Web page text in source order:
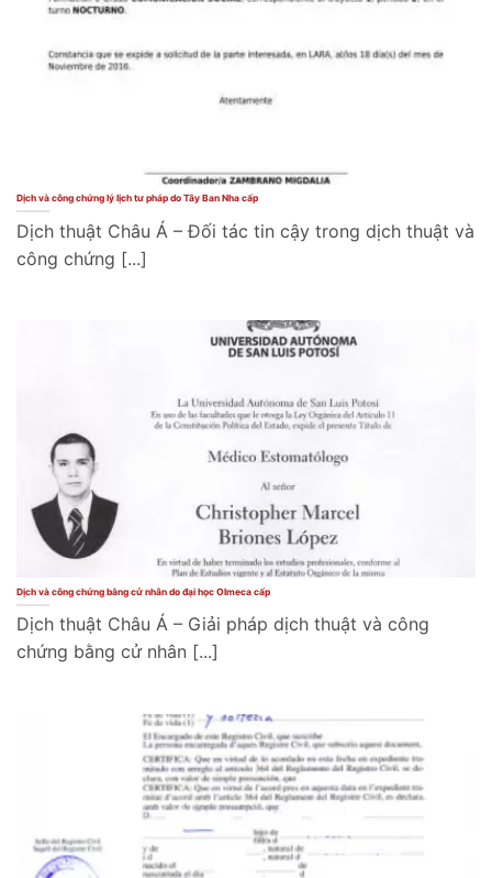
Dịch và công chứng lý lịch tư pháp do Tây Ban Nha cấp
Dịch thuật Châu Á – Đối tác tin cậy trong dịch thuật và
công chứng [...]
Dịch và công chứng bằng cử nhân do đại học Olmeca cấp
Dịch thuật Châu Á – Giải pháp dịch thuật và công
chứng bằng cử nhân [...]